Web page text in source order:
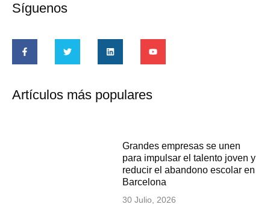
Síguenos
Artículos más populares
Grandes empresas se unen
para impulsar el talento joven y
reducir el abandono escolar en
Barcelona
30 Julio, 2026